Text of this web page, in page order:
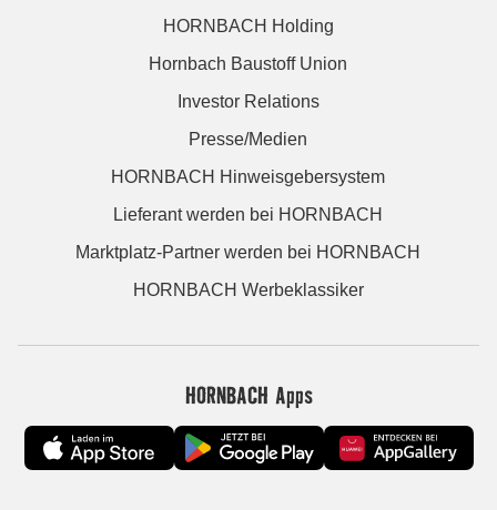
HORNBACH Holding
Hornbach Baustoff Union
Investor Relations
Presse/Medien
HORNBACH Hinweisgebersystem
Lieferant werden bei HORNBACH
Marktplatz-Partner werden bei HORNBACH
HORNBACH Werbeklassiker
HORNBACH Apps